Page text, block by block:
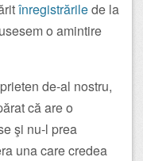
înregistrărilede la
o amintire
de-al nostru,
că are o
şi nu-l prea
una care credea